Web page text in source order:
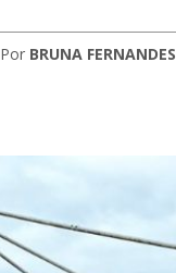
Por BRUNA FERNANDES